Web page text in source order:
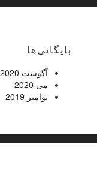
بایگانی‌ها
آگوست 2020
می 2020
نوامبر 2019